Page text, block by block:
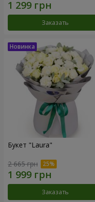
Заказать
Букет "Laura"
2 665 грн
Заказать